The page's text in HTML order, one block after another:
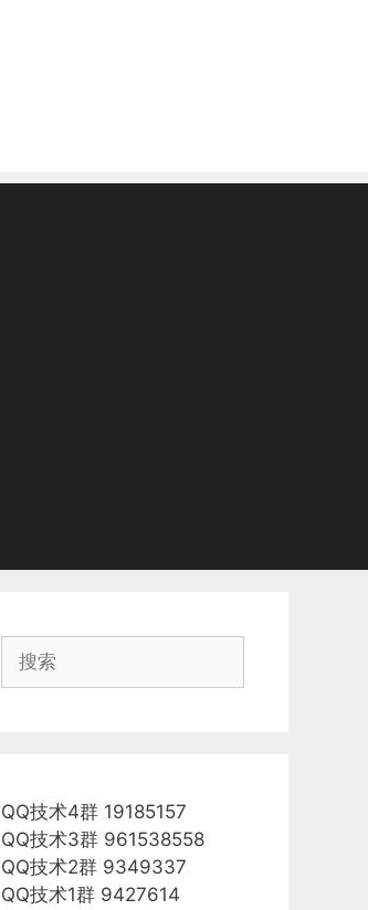
QQ技术4群 19185157
QQ技术3群 961538558
QQ技术2群 9349337
QQ技术1群 9427614